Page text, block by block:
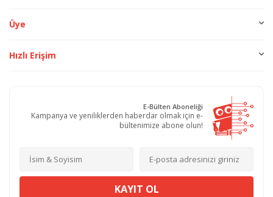
Üye
Hızlı Erişim
E-Bülten Aboneliği
Kampanya ve yeniliklerden haberdar olmak için e-
bültenimize abone olun!
KAYIT OL